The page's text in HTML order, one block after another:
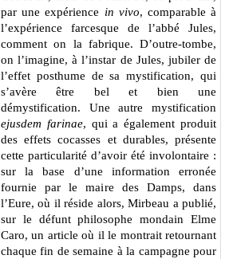
par une expérience in vivo, comparable à
l’expérience farcesque de l’abbé Jules,
comment on la fabrique. D’outre-tombe,
on l’imagine, à l’instar de Jules, jubiler de
l’effet posthume de sa mystification, qui
s’avère être bel et bien une
démystification. Une autre mystification
ejusdem farinae, quia également produit
des effets cocasses et durables, présente
cette particularité d’avoir été involontaire :
sur la base d’une information erronée
fournie par le maire des Damps, dans
l’Eure, où il réside alors, Mirbeau a publié,
sur le défunt philosophe mondain Elme
Caro, un article où il le montrait retournant
chaque fin de semaine à la campagne pour